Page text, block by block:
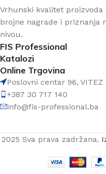
Vrhunski kvalitet
brojne nagrade i priznanja
nivou.
FIS Professional
Katalozi
Online Trgovina
Poslovni centar 96, VITEZ
+387 30 717 140
info@fis-professional.ba
2025 Sva prava zadržana.